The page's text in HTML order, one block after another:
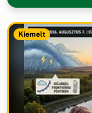
Kiemelt